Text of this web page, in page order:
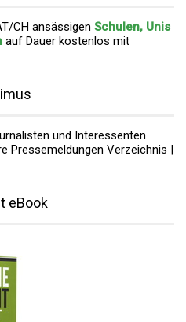
CH ansässigen Schulen, Unis
auf Dauer kostenlos mit
und Interessenten
Pressemeldungen Verzeichnis |
eBook